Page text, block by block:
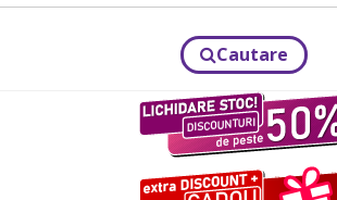
Cautare